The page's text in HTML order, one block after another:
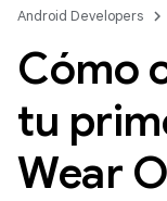
Android Developers
Cómo
tu
Wear